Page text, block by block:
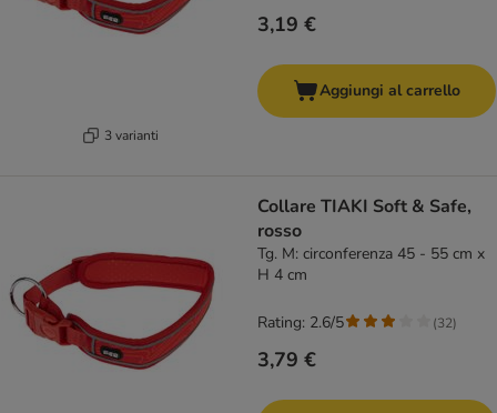
3 varianti
3,19 €
Aggiungi al carrello
Collare TIAKI Soft & Safe,
rosso
Tg. M: circonferenza 45 - 55 cm x
H 4 cm
3,79 €
Rating: 2.6/5 (32)